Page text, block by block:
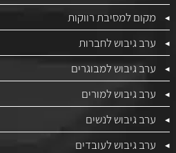
מקום למסיבת רווקות
ערב גיבוש לחברות
ערב גיבוש למבוגרים
ערב גיבוש למורים
ערב גיבוש לנשים
ערב גיבוש לעובדים